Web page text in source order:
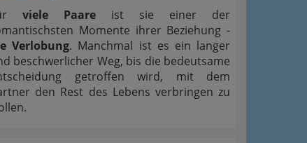
viele Paare ist sie einer der
Momente ihrer Beziehung -
Verlobung. Manchmal ist es ein langer
beschwerlicher Weg, bis die bedeutsame
getroffen wird, mit dem
den Rest des Lebens verbringen zu